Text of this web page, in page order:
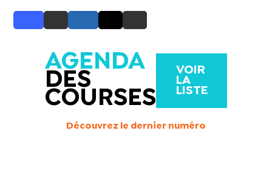
AGENDA
DES
COURSES
VOIR
LA
LISTE
Découvrez le dernier numéro